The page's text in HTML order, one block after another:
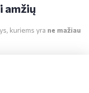
kuriems yra ne mažiau